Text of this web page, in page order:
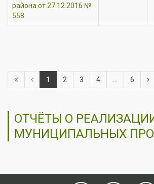
района от 27.12.2016 №
558
1 2 3 4 6
ОТЧЁТЫ О
МУНИЦИПАЛЬНЫХ